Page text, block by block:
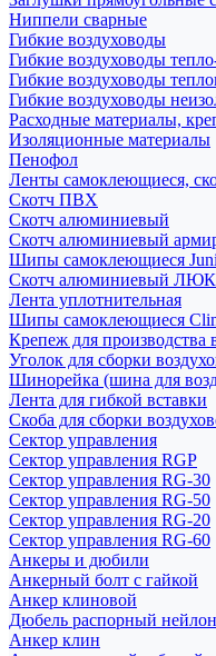
Ниппели сварные
Гибкие воздуховоды
Гибкие воздуховоды
Гибкие воздуховоды
Гибкие воздуховоды
Расходные материалы,
Изоляционные материалы
Пенофол
Ленты самоклеющиеся,
Скотч ПВХ
Скотч алюминиевый
Скотч алюминиевый
Шипы самоклеющиеся
Скотч алюминиевый
Лента уплотнительная
Шипы самоклеющиеся
Крепеж для производства
Уголок для сборки
Шинорейка (шина для
Лента для гибкой вставки
Скоба для сборки
Сектор управления
Сектор управления RGP
Сектор управления RG-30
Сектор управления RG-50
Сектор управления RG-20
Сектор управления RG-60
Анкеры и дюбили
Анкерный болт с гайкой
Анкер клиновой
Дюбель распорный нейлон
Анкер клин